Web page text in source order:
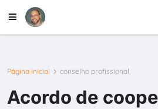
Página inicial conselho profissional
Acordo de